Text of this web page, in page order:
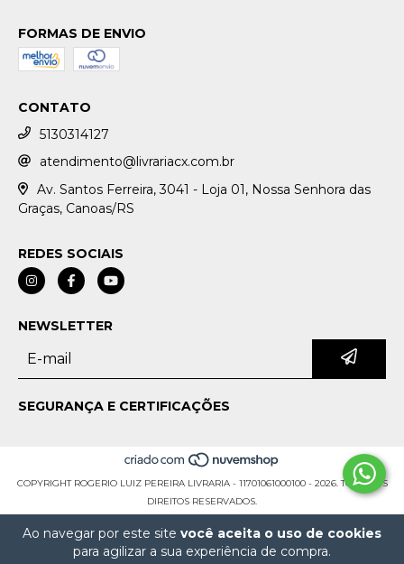
Ao navegar por este site você aceita o uso de cookies
para agilizar a sua experiência de compra.
FORMAS DE ENVIO
CONTATO
5130314127
atendimento@livrariacx.com.br
Av. Santos Ferreira, 3041 - Loja 01, Nossa Senhora das
Graças, Canoas/RS
REDES SOCIAIS
NEWSLETTER
SEGURANÇA E CERTIFICAÇÕES
COPYRIGHT ROGERIO LUIZ PEREIRA LIVRARIA - 11701061000100 - 2026. TODOS OS
DIREITOS RESERVADOS.